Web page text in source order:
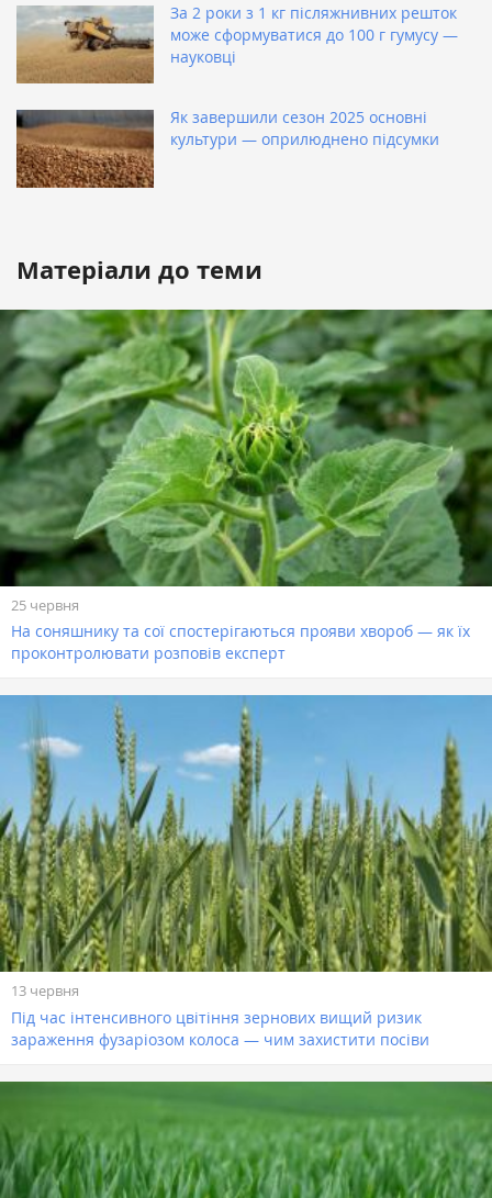
За 2 роки з 1 кг післяжнивних решток
може сформуватися до 100 г гумусу —
науковці
Як завершили сезон 2025 основні
культури — оприлюднено підсумки
Матеріали до теми
25 червня
На соняшнику та сої спостерігаються прояви хвороб — як їх
проконтролювати розповів експерт
13 червня
Під час інтенсивного цвітіння зернових вищий ризик
зараження фузаріозом колоса — чим захистити посіви